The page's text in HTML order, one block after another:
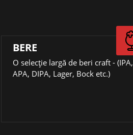
BERE
О selecție largă de beri craft - (IPA,
APA, DIPA, Lager, Bock etc.)